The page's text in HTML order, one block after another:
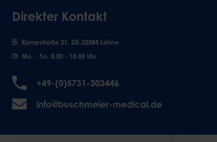
Direkter Kontakt
Kampstraße 21, DE-32584 Löhne
Mo. - So. 8.00 - 18.00 Uhr
+49-(0)5731-303446
info@buschmeier-medical.de